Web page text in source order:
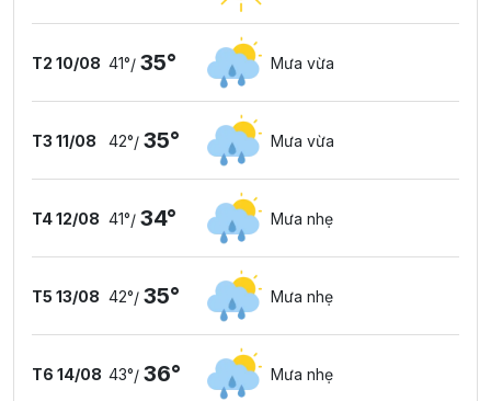
T2 10/08 41°/ 35° Mưa vừa
T3 11/08 42°/ 35° Mưa vừa
T4 12/08 41°/ 34° Mưa nhẹ
T5 13/08 42°/ 35° Mưa nhẹ
T6 14/08 43°/ 36° Mưa nhẹ